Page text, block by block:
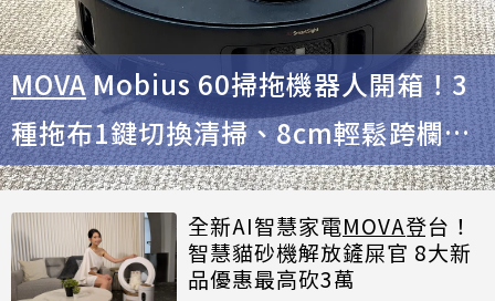
MOVAMobius 60掃拖機器人開箱！3
種拖布1鍵切換清掃、8cm輕鬆跨欄越
障
全新AI智慧家電MOVA登台！
智慧貓砂機解放鏟屎官 8大新
品優惠最高砍3萬